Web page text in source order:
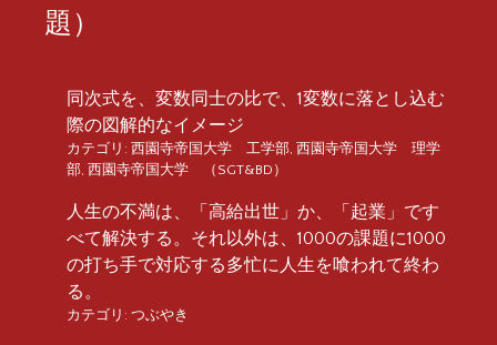
題）
同次式を、変数同士の比で、1変数に落とし込む
際の図解的なイメージ
カテゴリ: 西園寺帝国大学 工学部, 西園寺帝国大学 理学
部, 西園寺帝国大学 （SGT&BD）
人生の不満は、「高給出世」か、「起業」です
べて解決する。それ以外は、1000の課題に1000
の打ち手で対応する多忙に人生を喰われて終わ
る。
カテゴリ: つぶやき